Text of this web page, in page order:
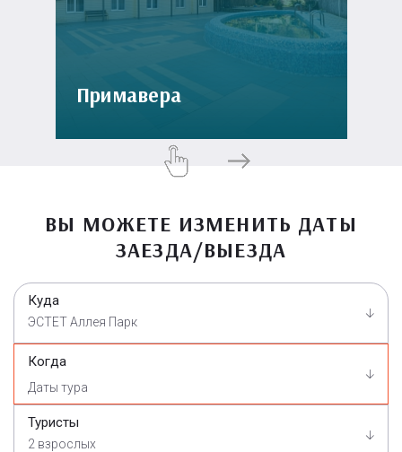
Примавера
ВЫ МОЖЕТЕ ИЗМЕНИТЬ ДАТЫ
ЗАЕЗДА/ВЫЕЗДА
Куда
ЭСТЕТ Аллея Парк
Когда
Туристы
2 взрослых